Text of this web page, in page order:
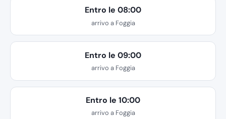
Entro le 08:00
arrivo a Foggia
Entro le 09:00
arrivo a Foggia
Entro le 10:00
arrivo a Foggia